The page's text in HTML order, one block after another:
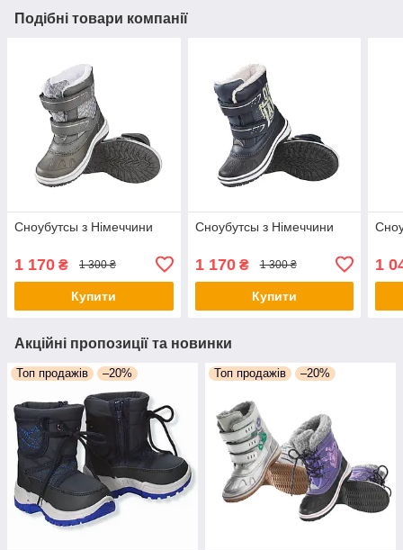
Подібні товари компанії
Сноубутсы з Німеччини
1 170 ₴ 1 300 ₴
Купити
Сноубутсы з Німеччини
1 170₴ 1 300 ₴
Купити
1
Акційні пропозиції та новинки
Топ продажів –20% Топ продажів –20%